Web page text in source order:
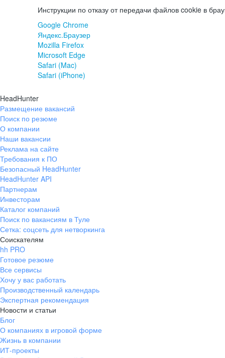
Инструкции по отказу от передачи файлов cookie в
Google Chrome
Яндекс.Браузер
Mozilla Firefox
Microsoft Edge
Safari (Mac)
Safari (iPhone)
HeadHunter
Размещение вакансий
Поиск по резюме
О компании
Наши вакансии
Реклама на сайте
Требования к ПО
Безопасный HeadHunter
HeadHunter API
Партнерам
Инвесторам
Каталог компаний
Поиск по вакансиям в Туле
Сетка: соцсеть для нетворкинга
Соискателям
hh PRO
Готовое резюме
Все сервисы
Хочу у вас работать
Производственный календарь
Экспертная рекомендация
Новости и статьи
Блог
О компаниях в игровой форме
Жизнь в компании
ИТ-проекты